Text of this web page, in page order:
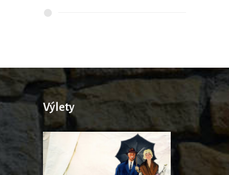
Výlety